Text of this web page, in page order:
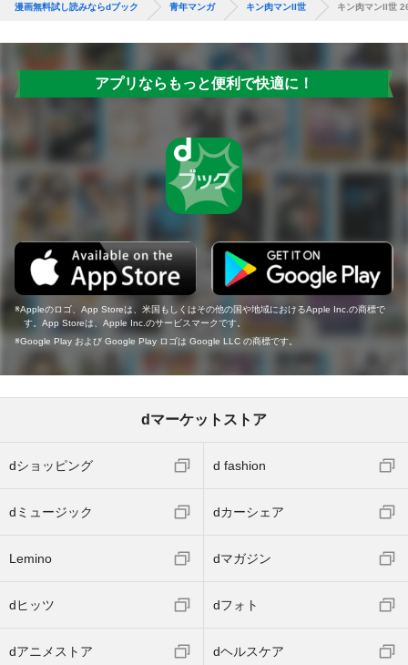
漫画無料試し読みならdブック 青年マンガ キン肉マンII世 キン肉マンII世
アプリならもっと便利で快適に！
Appleのロゴ、App Storeは、米国もしくはその他の国や地域におけるApple Inc.の商標で
す。App Storeは、Apple Inc.のサービスマークです。
Google Play および Google Play ロゴは Google LLC の商標です。
dマーケットストア
dショッピング d fashion
dミュージック dカーシェア
Lemino dマガジン
dヒッツ dフォト
dアニメストア dヘルスケア